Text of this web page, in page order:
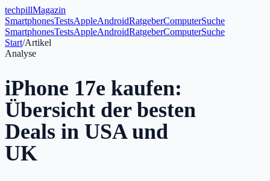
techpillMagazin
SmartphonesTestsAppleAndroidRatgeberComputerSuche
SmartphonesTestsAppleAndroidRatgeberComputerSuche
Start/Artikel
Analyse
iPhone 17e kaufen:
Übersicht der besten
Deals in USA und
UK